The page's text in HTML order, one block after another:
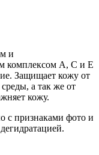
и
комплексом А, С и Е
Защищает кожу от
а так же от
кожу.
с признаками фото и